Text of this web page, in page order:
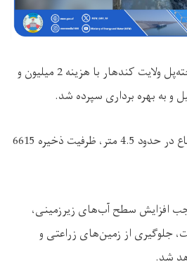
چکدم برغنی در ولسوالی تخته‌پل ولایت کندهار با هزینه 2 میلیون و
.
چکدم متذکره با داشتن ارتفاع در حدود 4.5 متر، ظرفیت ذخیره 6615
افزایش سطح آب‌های زیرزمینی،
جلوگیری از زمین‌های زراعتی و
شد.